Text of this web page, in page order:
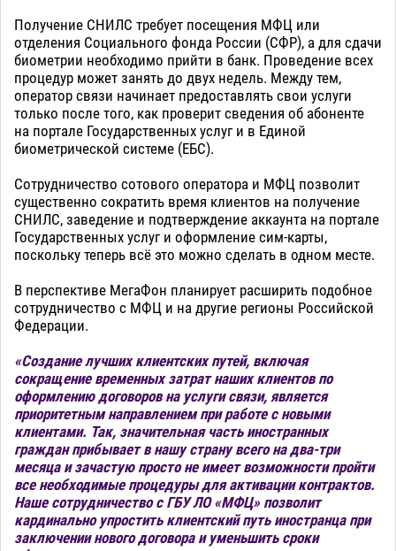
Получение СНИЛС требует посещения МФЦ или
отделения Социального фонда России (СФР), а для сдачи
биометрии необходимо прийти в банк. Проведение всех
процедур может занять до двух недель. Между тем,
оператор связи начинает предоставлять свои услуги
только после того, как проверит сведения об абоненте
на портале Государственных услуг и в Единой
биометрической системе (ЕБС).
Сотрудничество сотового оператора и МФЦ позволит
существенно сократить время клиентов на получение
СНИЛС, заведение и подтверждение аккаунта на портале
Государственных услуг и оформление сим-карты,
поскольку теперь всё это можно сделать в одном месте.
В перспективе МегаФон планирует расширить подобное
сотрудничество с МФЦ и на другие регионы Российской
Федерации.
«Создание лучших клиентских путей, включая
сокращение временных затрат наших клиентов по
оформлению договоров на услуги связи, является
приоритетным направлением при работе с новыми
клиентами. Так, значительная часть иностранных
граждан прибывает в нашу страну всего на два-три
месяца и зачастую просто не имеет возможности пройти
все необходимые процедуры для активации контрактов.
Наше сотрудничество с ГБУ ЛО «МФЦ» позволит
кардинально упростить клиентский путь иностранца при
заключении нового договора и уменьшить сроки